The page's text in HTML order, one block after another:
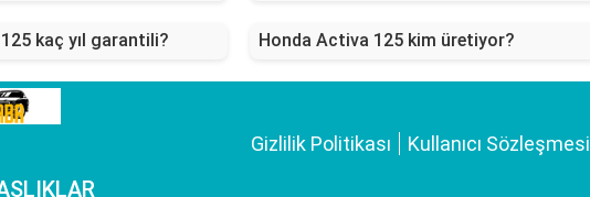
kaç yıl garantili? Honda Activa 125 kim üretiyor?
Gizlilik Politikası Kullanıcı Sözleşmesi